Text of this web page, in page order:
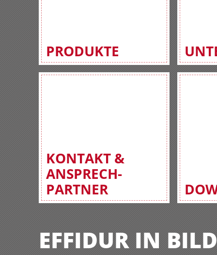
PRODUKTE
KONTAKT &
ANSPRECH-
PARTNER
EFFIDUR IN